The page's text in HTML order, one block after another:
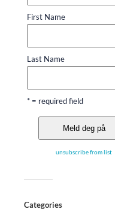
First Name
Last Name
* = required field
unsubscribe from list
Categories